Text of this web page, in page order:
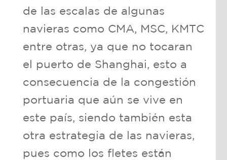
de las escalas de algunas
navieras como CMA, MSC, KMTC
entre otras, ya que no tocaran
el puerto de Shanghai, esto a
consecuencia de la congestión
portuaria que aún se vive en
este país, siendo también esta
otra estrategia de las navieras,
pues como los fletes están